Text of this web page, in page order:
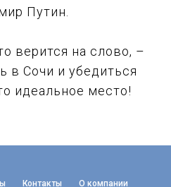
Путин.
верится на слово, –
в Сочи и убедиться
идеальное место!
Контакты О компании